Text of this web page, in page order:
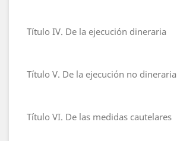
Título IV. De la ejecución dineraria
Título V. De la ejecución no dineraria
Título VI. De las medidas cautelares